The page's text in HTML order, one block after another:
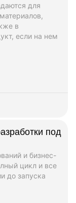
для
в
если на нем
под
и бизнес-
цикл и все
до запуска